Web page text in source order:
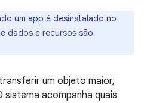
um app é desinstalado no
dados e recursos são
um objeto maior,
sistema acompanha quais